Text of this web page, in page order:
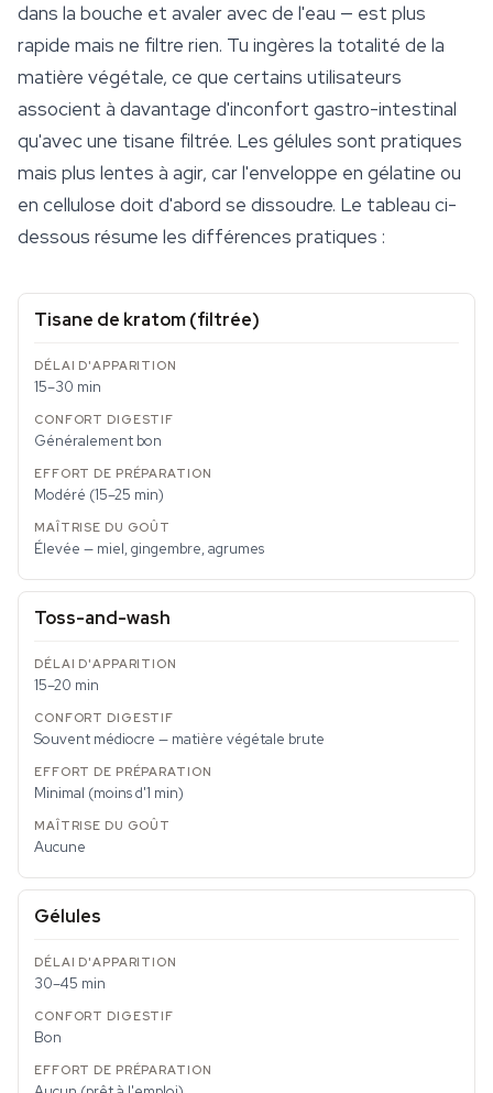
dans la bouche et avaler avec de l'eau — est plus
rapide mais ne filtre rien. Tu ingères la totalité de la
matière végétale, ce que certains utilisateurs
associent à davantage d'inconfort gastro-intestinal
qu'avec une tisane filtrée. Les gélules sont pratiques
mais plus lentes à agir, car l'enveloppe en gélatine ou
en cellulose doit d'abord se dissoudre. Le tableau ci-
dessous résume les différences pratiques :
Tisane de kratom (filtrée)
15–30 min
Généralement bon
Modéré (15–25 min)
Élevée — miel, gingembre, agrumes
Toss-and-wash
15–20 min
Souvent médiocre — matière végétale brute
Minimal (moins d'1 min)
Aucune
Gélules
30–45 min
Bon